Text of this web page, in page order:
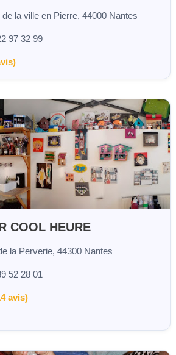
de la ville en Pierre, 44000 Nantes
97 32 99
COOL HEURE
la Perverie, 44300 Nantes
52 28 01
avis)